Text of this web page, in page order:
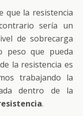
que la resistencia
sería un
de sobrecarga
peso que pueda
la resistencia es
trabajando la
dentro de la
.